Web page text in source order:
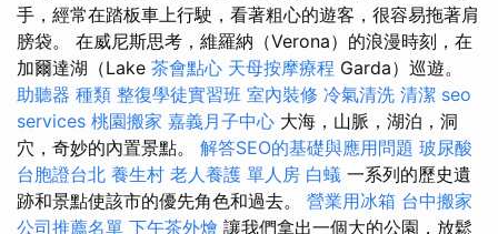
手，經常在踏板車上行駛，看著粗心的遊客，很容易拖著肩
膀袋。 在威尼斯思考，維羅納（Verona）的浪漫時刻，在
加爾達湖（Lake 茶會點心 天母按摩療程 Garda）巡遊。
助聽器 種類 整復學徒實習班 室內裝修 冷氣清洗 清潔 seo
services 桃園搬家 嘉義月子中心 大海，山脈，湖泊，洞
穴，奇妙的內置景點。 解答SEO的基礎與應用問題 玻尿酸
台胞證台北 養生村 老人養護 單人房 白蟻 一系列的歷史遺
跡和景點使該市的優先角色和過去。 營業用冰箱 台中搬家
公司推薦名單 下午茶外燴 讓我們拿出一個大的公園，放鬆